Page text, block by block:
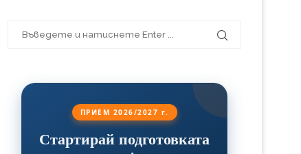
ПРИЕМ 2026/2027 г.
Стартирай подготовката